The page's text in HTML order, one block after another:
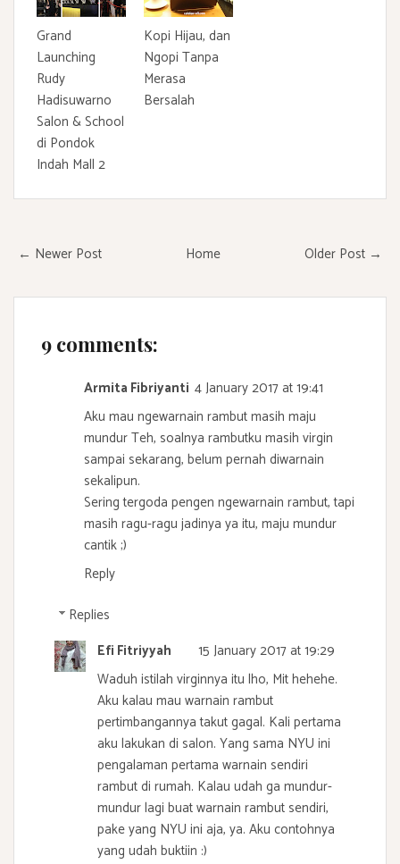
Grand
Launching
Rudy
Hadisuwarno
Salon & School
di Pondok
Indah Mall 2
Kopi Hijau, dan
Ngopi Tanpa
Merasa
Bersalah
← Newer Post Older Post →
Home
9 comments:
Armita Fibriyanti 4 January 2017 at 19:41
Aku mau ngewarnain rambut masih maju
mundur Teh, soalnya rambutku masih virgin
sampai sekarang, belum pernah diwarnain
sekalipun.
Sering tergoda pengen ngewarnain rambut, tapi
masih ragu-ragu jadinya ya itu, maju mundur
cantik ;)
Reply
Replies
Efi Fitriyyah
15 January 2017 at 19:29
Waduh istilah virginnya itu lho, Mit hehehe.
Aku kalau mau warnain rambut
pertimbangannya takut gagal. Kali pertama
aku lakukan di salon. Yang sama NYU ini
pengalaman pertama warnain sendiri
rambut di rumah. Kalau udah ga mundur-
mundur lagi buat warnain rambut sendiri,
pake yang NYU ini aja, ya. Aku contohnya
yang udah buktiin :)